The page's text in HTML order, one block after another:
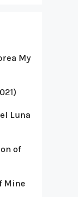
My
Luna
of
Mine